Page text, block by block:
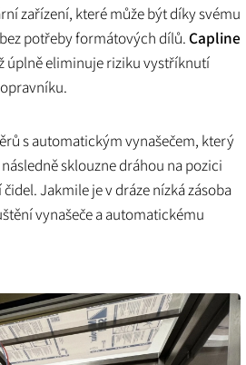
zařízení, které může být díky svému
potřeby formátových dílů.Capline
úplně eliminuje riziku vystříknutí
s automatickým vynašečem, který
sklouzne dráhou na pozici
Jakmile je v dráze nízká zásoba
vynašeče a automatickému